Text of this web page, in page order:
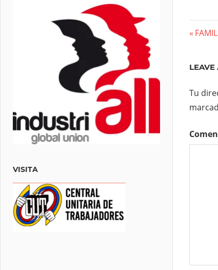
LEAVE
Tu
VISITA